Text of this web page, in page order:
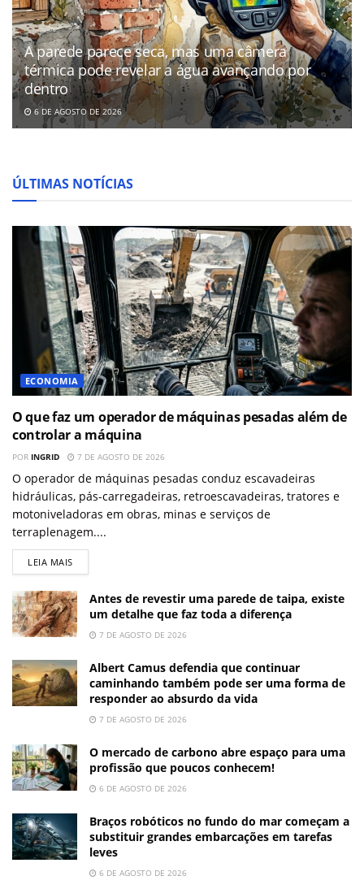
A parede parece seca, mas uma câmera
térmica pode revelar a água avançando por
dentro
6 DE AGOSTO DE 2026
ÚLTIMAS NOTÍCIAS
ECONOMIA
O que faz um operador de máquinas pesadas além de
controlar a máquina
POR INGRID 7 DE AGOSTO DE 2026
O operador de máquinas pesadas conduz escavadeiras
hidráulicas, pás-carregadeiras, retroescavadeiras, tratores e
motoniveladoras em obras, minas e serviços de
terraplenagem....
LEIA MAIS
Antes de revestir uma parede de taipa, existe
um detalhe que faz toda a diferença
7 DE AGOSTO DE 2026
Albert Camus defendia que continuar
caminhando também pode ser uma forma de
responder ao absurdo da vida
7 DE AGOSTO DE 2026
O mercado de carbono abre espaço para uma
profissão que poucos conhecem!
6 DE AGOSTO DE 2026
Braços robóticos no fundo do mar começam a
substituir grandes embarcações em tarefas
leves
6 DE AGOSTO DE 2026